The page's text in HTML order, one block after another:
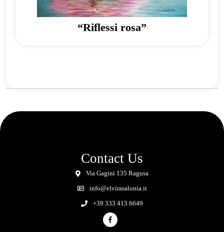
“Riflessi rosa”
Contact Us
Via Gagini 135 Ragusa
info@elvirasalonia.it
+39 333 413 6649